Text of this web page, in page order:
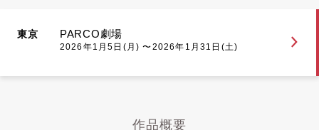
東京 PARCO劇場
2026年1月5日(月) 〜2026年1月31日(土)
作品概要